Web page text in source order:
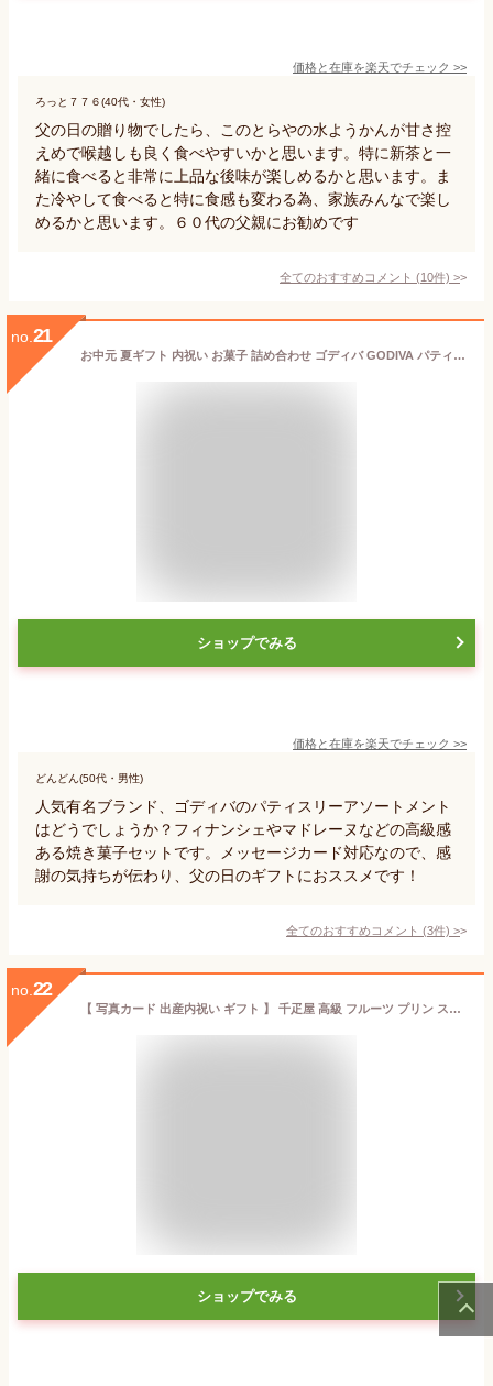
価格と在庫を楽天でチェック >>
ろっと７７６(40代・女性)
父の日の贈り物でしたら、このとらやの水ようかんが甘さ控
えめで喉越しも良く食べやすいかと思います。特に新茶と一
緒に食べると非常に上品な後味が楽しめるかと思います。ま
た冷やして食べると特に食感も変わる為、家族みんなで楽し
めるかと思います。６０代の父親にお勧めです
全てのおすすめコメント (10件) >
no. 21
お中元 夏ギフト 内祝い お菓子 詰め合わせ ゴディバ GODIVA パティスリー アソートメント (11個入) / 焼き菓子 焼菓子 詰合せ ギフトセット 結婚祝い 出産内祝い お返し 写真入り メッセージカード 贈答品 gws 食べ物
ショップでみる
価格と在庫を楽天でチェック >>
どんどん(50代・男性)
人気有名ブランド、ゴディバのパティスリーアソートメント
はどうでしょうか？フィナンシェやマドレーヌなどの高級感
ある焼き菓子セットです。メッセージカード対応なので、感
謝の気持ちが伝わり、父の日のギフトにおススメです！
全てのおすすめコメント (3件) >
no. 22
【 写真カード 出産内祝い ギフト 】 千疋屋 高級 フルーツ プリン スイーツ 洋菓子 お菓子 贈り物 人気 出産 結婚 内祝い お返し 5000円 (SK)軽 [冷] 結婚内祝い お供え お祝い返し 誕生日 御供 出産お返し 入学 入学祝 入学祝い 入学内祝い ランキング 入学祝い返し 初節句
ショップでみる